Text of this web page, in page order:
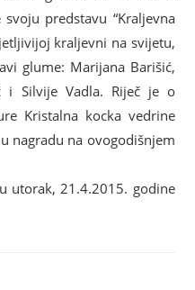
predstavu “Kraljevna
kraljevni na svijetu,
glume: Marijana Barišić,
i Silvije Vadla. Riječ je o
Kristalna kocka vedrine
nagradu na ovogodišnjem
utorak, 21.4.2015. godine